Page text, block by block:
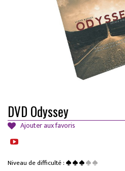
DVD Odyssey
Ajouter aux favoris
Niveau de difficulté :